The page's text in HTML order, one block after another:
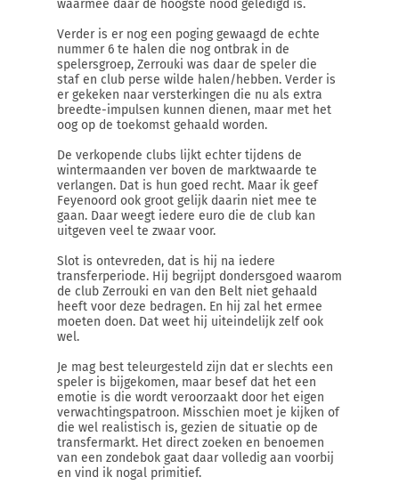
waarmee daar de hoogste nood geledigd is.
Verder is er nog een poging gewaagd de echte
nummer 6 te halen die nog ontbrak in de
spelersgroep, Zerrouki was daar de speler die
staf en club perse wilde halen/hebben. Verder is
er gekeken naar versterkingen die nu als extra
breedte-impulsen kunnen dienen, maar met het
oog op de toekomst gehaald worden.
De verkopende clubs lijkt echter tijdens de
wintermaanden ver boven de marktwaarde te
verlangen. Dat is hun goed recht. Maar ik geef
Feyenoord ook groot gelijk daarin niet mee te
gaan. Daar weegt iedere euro die de club kan
uitgeven veel te zwaar voor.
Slot is ontevreden, dat is hij na iedere
transferperiode. Hij begrijpt dondersgoed waarom
de club Zerrouki en van den Belt niet gehaald
heeft voor deze bedragen. En hij zal het ermee
moeten doen. Dat weet hij uiteindelijk zelf ook
wel.
Je mag best teleurgesteld zijn dat er slechts een
speler is bijgekomen, maar besef dat het een
emotie is die wordt veroorzaakt door het eigen
verwachtingspatroon. Misschien moet je kijken of
die wel realistisch is, gezien de situatie op de
transfermarkt. Het direct zoeken en benoemen
van een zondebok gaat daar volledig aan voorbij
en vind ik nogal primitief.